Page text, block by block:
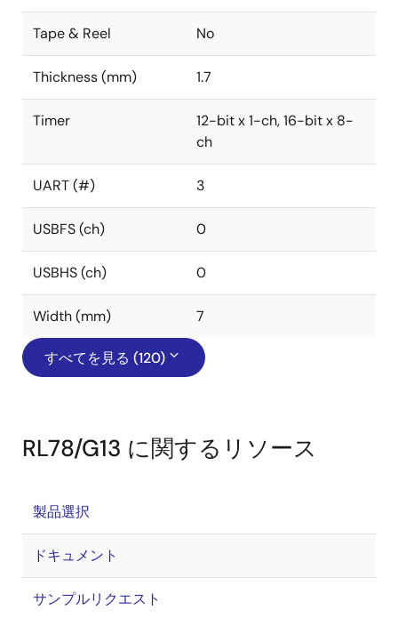
Tape & Reel No
Thickness (mm) 1.7
Timer
12-bit x 1-ch, 16-bit x 8-
ch
UART (#) 3
USBFS (ch) 0
USBHS (ch) 0
Width (mm) 7
すべてを見る (120)
RL78/G13 に関するリソース
製品選択
ドキュメント
サンプルリクエスト